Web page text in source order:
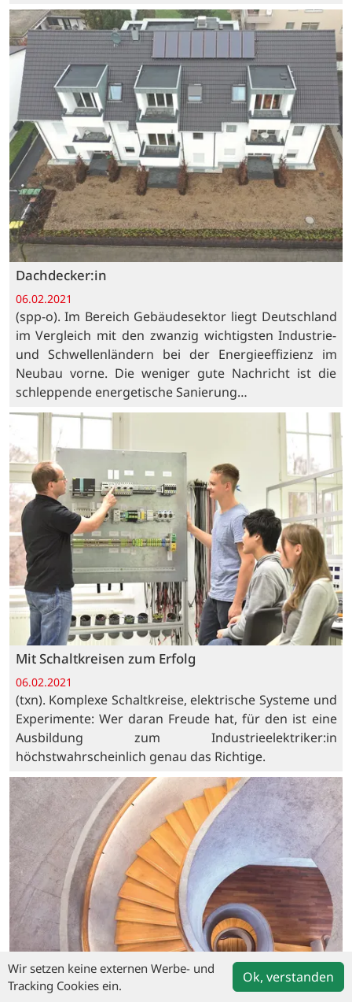
Dachdecker:in
06.02.2021
(spp-o). Im Bereich Gebäudesektor liegt Deutschland
im Vergleich mit den zwanzig wichtigsten Industrie-
und Schwellenländern bei der Energieeffizienz im
Neubau vorne. Die weniger gute Nachricht ist die
schleppende energetische Sanierung…
Mit Schaltkreisen zum Erfolg
06.02.2021
(txn). Komplexe Schaltkreise, elektrische Systeme und
Experimente: Wer daran Freude hat, für den ist eine
Ausbildung zum Industrieelektriker:in
höchstwahrscheinlich genau das Richtige.
Wir setzen keine externen Werbe- und
Tracking Cookies ein.
Ok, verstanden